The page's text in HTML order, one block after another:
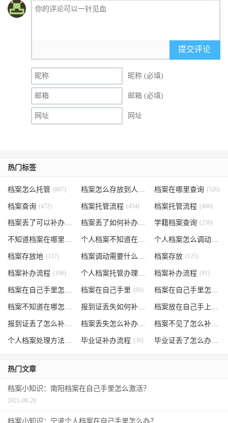
提交评论
昵称 (必填)
邮箱 (必填)
网址
热门标签
档案怎么托管 (807) (535)
档案在哪里查询 (526)
档案查询 (472) 档案托管流程 (454) 档案托管流程 (406)
档案丢了可以补办吗 (371) 档案丢了如何补办 学籍档案查询 (250)
不知道档案在哪里 个人档案不知道在哪儿 (191) 个人档案怎么调动
档案存放地 (137) 档案调动需要什么手续 (130)
档案存放 (125)
档案补办流程 (106) 个人档案托管办理流程 (102)
档案补办流程 (91)
档案在自己手里怎么办 (85)
档案在自己手里 (66) 档案在自己手里怎么处理
档案不知道在哪怎么办 (62) 报到证丢失如何补办 (54) 档案放在自己手上
报到证丢了怎么补办 (52) 档案丢失怎么补办 档案不见了怎么补办
个人档案处理方法 毕业证补办流程 (36) 毕业证丢了怎么办
热门文章
档案小知识：南阳档案在自己手里怎么激活？
2021-08-20
档案小知识：宁波个人档案在自己手里怎么办？